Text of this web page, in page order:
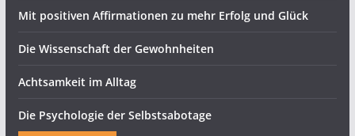
Mit positiven Affirmationen zu mehr Erfolg und Glück
Die Wissenschaft der Gewohnheiten
Achtsamkeit im Alltag
Die Psychologie der Selbstsabotage